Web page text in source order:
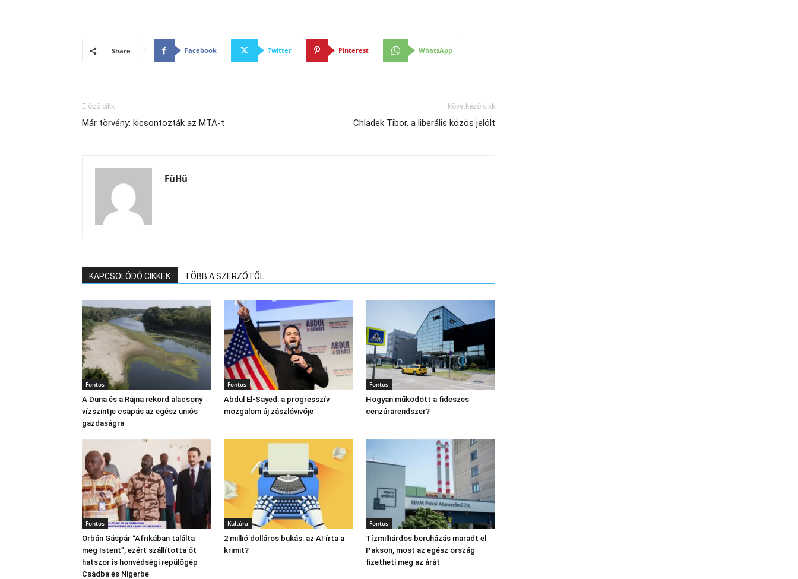
Share Facebook Twitter Pinterest WhatsApp
Előző cikk
Már törvény: kicsontozták az MTA-t
Következő cikk
Chladek Tibor, a liberális közös jelölt
FüHü
KAPCSOLÓDÓ CIKKEK TÖBB A SZERZŐTŐL
Fontos
A Duna és a Rajna rekord alacsony
vízszintje csapás az egész uniós
gazdaságra
Fontos
Abdul El‑Sayed: a progresszív
mozgalom új zászlóvivője
Fontos
Hogyan működött a fideszes
cenzúrarendszer?
Fontos
Orbán Gáspár “Afrikában találta
meg Istent”, ezért szállította őt
hatszor is honvédségi repülőgép
Csádba és Nigerbe
Kultúra
2 millió dolláros bukás: az AI írta a
krimit?
Fontos
Tízmilliárdos beruházás maradt el
Pakson, most az egész ország
fizetheti meg az árát